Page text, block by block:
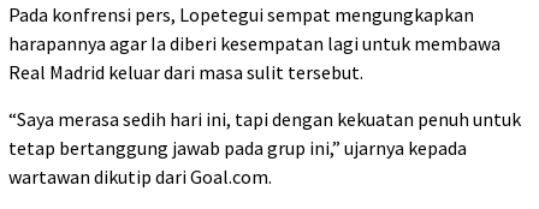
Pada konfrensi pers, Lopetegui sempat mengungkapkan
harapannya agar Ia diberi kesempatan lagi untuk membawa
Real Madrid keluar dari masa sulit tersebut.
“Saya merasa sedih hari ini, tapi dengan kekuatan penuh untuk
tetap bertanggung jawab pada grup ini,” ujarnya kepada
wartawan dikutip dari Goal.com.